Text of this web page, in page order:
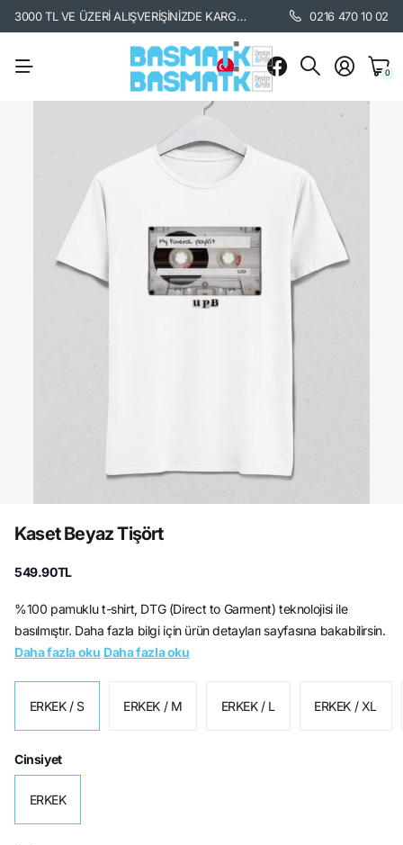
3000 TL VE ÜZERİ ALIŞVERİŞİNİZDE KARGO BEDAVA. / KARGO BİLGİSİ
0216 470 10 02
0
Kaset Beyaz Tişört
549.90TL
%100 pamuklu t-shirt, DTG (Direct to Garment) teknolojisi ile
basılmıştır. Daha fazla bilgi için ürün detayları sayfasına bakabilirsin.
Daha fazla oku Daha fazla oku
ERKEK / S ERKEK / M ERKEK / L ERKEK / XL
Cinsiyet
ERKEK